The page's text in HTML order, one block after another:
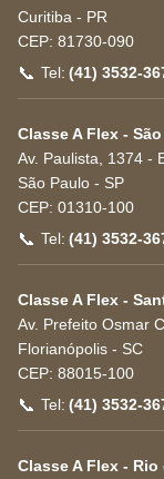
Curitiba - PR
CEP: 81730-090
📞 Tel: (41) 3532-
Classe A Flex -
Av. Paulista, 1374 -
São Paulo - SP
CEP: 01310-100
📞 Tel: (41) 3532-
Classe A Flex -
Av. Prefeito Osmar
Florianópolis - SC
CEP: 88015-100
📞 Tel: (41) 3532-
Classe A Flex -